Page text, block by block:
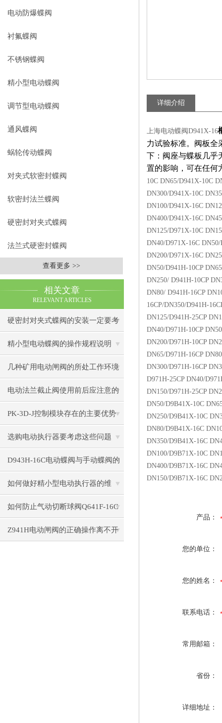
电动防爆蝶阀
衬氟蝶阀
不锈钢蝶阀
精小型电动蝶阀
调节型电动蝶阀
通风蝶阀
蜗轮传动蝶阀
对夹式软密封蝶阀
软密封法兰蝶阀
硬密封对夹式蝶阀
法兰式硬密封蝶阀
查看更多 >>
相关文章
RELEVANT ARTICLES
硬密封对夹式蝶阀的安装一定要考
虑安全性
精小型电动蝶阀的操作规程说明
几种矿用电动闸阀的所处工作环境
汇总
电动法兰截止阀使用前后应注意的
事
PK-3D-J控制模块存在的主要优势
选购电动执行器要考虑这些问题
D943H-16C电动蝶阀与手动蝶阀的
比较
如何做好精小型电动执行器的维
护？
如何防止气动切断球阀Q641F-16C
阀杆泄漏
Z941H电动闸阀的正确操作离不开
详细介绍
上海电动蝶阀D941X-16
力试验标准。阀板全
下：阀座与蝶板几乎
置的影响，可在任何
10C DN65/D941X-10C
DN300/D941X-10C
DN100/D941X-16C
DN400/D941X-16C
DN125/D971X-10C
DN40/D971X-16C
DN200/D971X-16C
DN50/D941H-10CP
DN250/ D941H-10CP
DN80/ D941H-16CP
16CP/DN350/D941H-
DN125/D941H-25CP
DN40/D971H-10CP
DN200/D971H-10CP
DN65/D971H-16CP
DN300/D971H-16CP
D971H-25CP DN40/
DN150/D971H-25CP
DN50/D9B41X-10C
DN250/D9B41X-10C
DN80/D9B41X-16C
DN350/D9B41X-16C
DN100/D9B71X-10C
DN400/D9B71X-16C
DN150/D9B71X-16C
产品：
您的单位：
您的姓名：
联系电话：
常用邮箱：
省份：
详细地址：